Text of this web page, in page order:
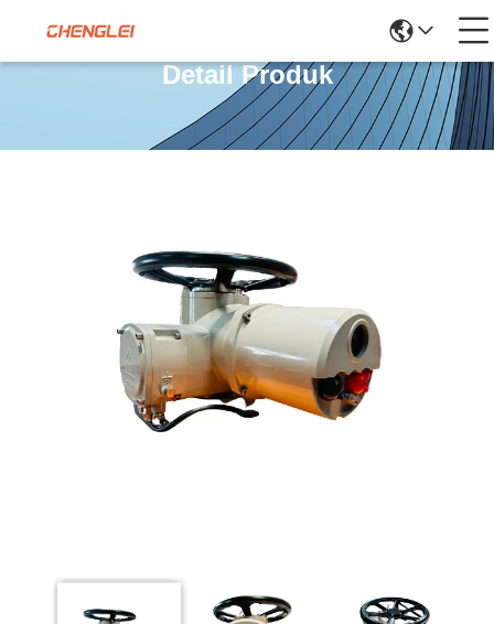
Detail Produk